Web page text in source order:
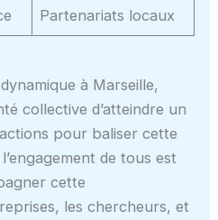
Partenariats locaux
à Marseille,
collective d’atteindre un
pour baliser cette
de tous est
cette
les chercheurs, et